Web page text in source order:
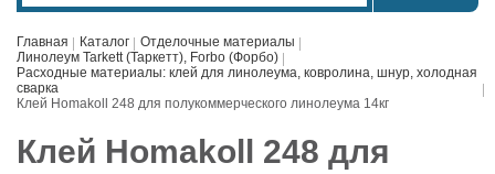
Главная Каталог
Отделочные материалы
Линолеум Tarkett (Таркетт), Forbo (Форбо)
Расходные материалы: клей для линолеума, ковролина, шнур, холодная
сварка
Клей Homakoll 248 для полукоммерческого линолеума 14кг
Клей Homakoll 248 для